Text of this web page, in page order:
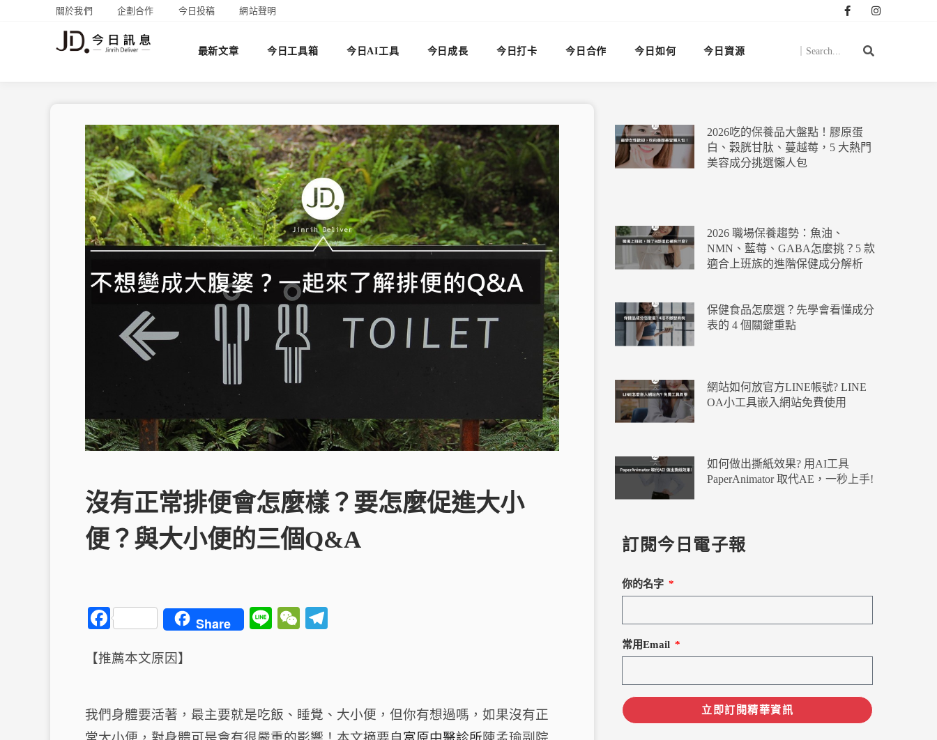
關於我們 企劃合作 今日投稿 網站聲明
最新文章 今日工具箱 今日AI工具 今日成長 今日打卡 今日合作 今日如何 今日資源
沒有正常排便會怎麼樣？要怎麼促進大小
便？與大小便的三個Q&A
F
c
b
o
Share
Li W
a
t
ra
m
【推薦本文原因】
我們身體要活著，最主要就是吃飯、睡覺、大小便，但你有想過嗎，如果沒有正
2026吃的保養品大盤點！膠原蛋
白、穀胱甘肽、蔓越莓，5 大熱門
美容成分挑選懶人包
2026 職場保養趨勢：魚油、
NMN、藍莓、GABA怎麼挑？5 款
適合上班族的進階保健成分解析
保健食品怎麼選？先學會看懂成分
表的 4 個關鍵重點
網站如何放官方LINE帳號? LINE
OA小工具嵌入網站免費使用
如何做出撕紙效果? 用AI工具
PaperAnimator 取代AE，一秒上手!
訂閱今日電子報
你的名字
常用Email
立即訂閱精華資訊